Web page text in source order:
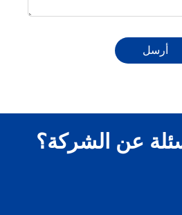
أرسل
عن الشركة؟